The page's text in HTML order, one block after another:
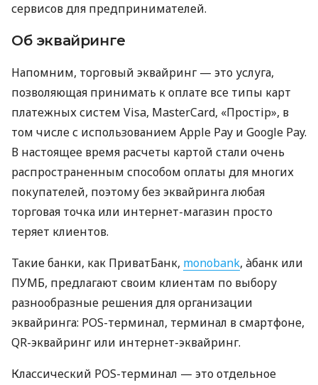
сервисов для предпринимателей.
Об эквайринге
Напомним, торговый эквайринг — это услуга,
позволяющая принимать к оплате все типы карт
платежных систем Visa, MasterCard, «Простір», в
том числе с использованием Apple Pay и Google Pay.
В настоящее время расчеты картой стали очень
распространенным способом оплаты для многих
покупателей, поэтому без эквайринга любая
торговая точка или интернет-магазин просто
теряет клиентов.
Такие банки, как ПриватБанк, monobank, àбанк или
ПУМБ, предлагают своим клиентам по выбору
разнообразные решения для организации
эквайринга: POS-терминал, терминал в смартфоне,
QR-эквайринг или интернет-эквайринг.
Классический POS-терминал — это отдельное